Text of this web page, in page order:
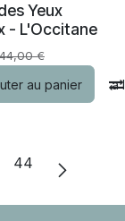
Ajouter à la
remise
Yeux
- L'Occitane
44,00€
au panier
44